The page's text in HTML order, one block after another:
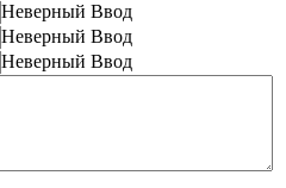
Неверный Ввод
Неверный Ввод
Неверный Ввод